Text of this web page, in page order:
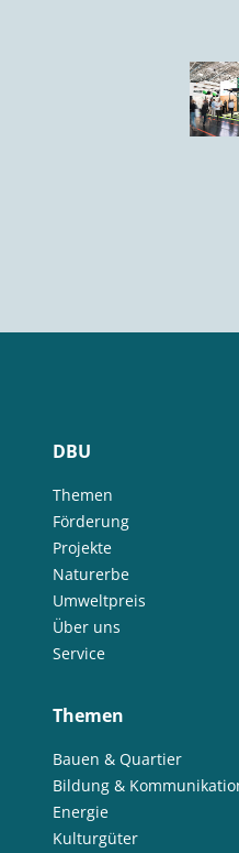
DBU
Themen
Förderung
Projekte
Naturerbe
Umweltpreis
Über uns
Service
Themen
Bauen & Quartier
Bildung &
Energie
Kulturgüter